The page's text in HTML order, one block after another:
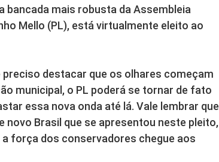
bancada mais robusta da Assembleia
Mello (PL), está virtualmente eleito ao
destacar que os olhares começam
municipal, o PL poderá se tornar de fato
essa nova onda até lá. Vale lembrar que
novo Brasil que se apresentou neste pleito,
força dos conservadores chegue aos